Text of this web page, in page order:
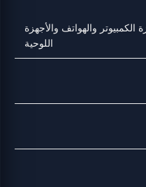
والهواتف والأجهزة
اللوحية